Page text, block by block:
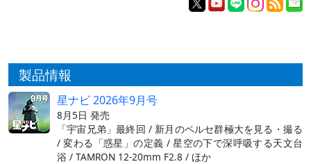
製品情報
星ナビ 2026年9月号
8月5日 発売
「宇宙兄弟」最終回 / 新月のペルセ群極大を見る・撮る
/ 変わる「惑星」の定義 / 星空の下で深呼吸する天文台
浴 / TAMRON 12-20mm F2.8 / ほか